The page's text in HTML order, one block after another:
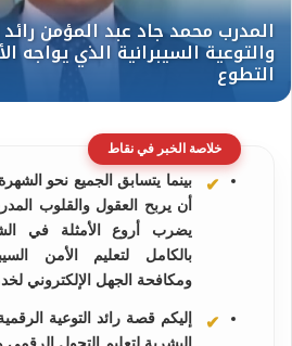
خلاصة الخبر في نقاط
بينما يتسابق الجميع نحو
أن يربح العقول والقلوب
يضرب أروع الأمثلة في
بالكامل لتعليم الأمن
ومكافحة الجهل الإلكتروني
إليكم قصة رائد التوعية
البشرية لتعليم التحول